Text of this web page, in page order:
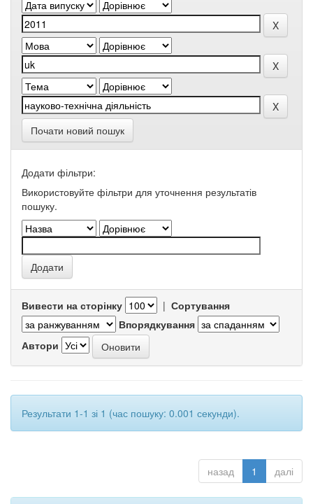
Почати новий пошук
Додати фільтри:
Використовуйте фільтри для уточнення результатів
пошуку.
Вивести на сторінку | Сортування
Впорядкування
Автори
Результати 1-1 зі 1 (час пошуку: 0.001 секунди).
назад 1 далі